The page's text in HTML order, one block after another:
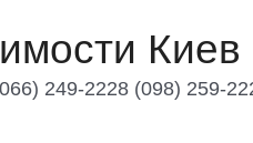
249-2228 (098) 259-